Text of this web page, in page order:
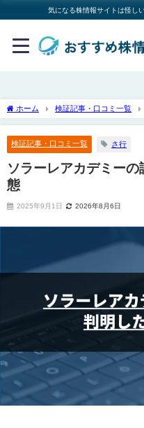
気になる株情報サイトは怪し
ホーム 検証記事・口コミ一覧
い実態
検証記事・口コミ一覧 さ行
ソラーレアカデミー
態
2025年9月1日 2026年8月6日